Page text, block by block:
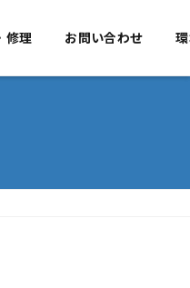
修理 お問い合わせ